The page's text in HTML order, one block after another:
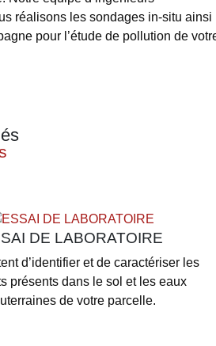
réalisons les sondages in-situ ainsi
pour l’étude de pollution de
DE LABORATOIRE
d’identifier et de caractériser les
présents dans le sol et les eaux
de votre parcelle.